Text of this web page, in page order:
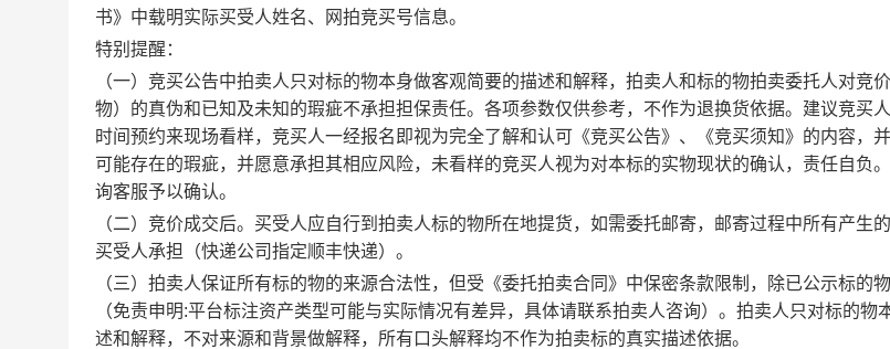
书》中载明实际买受人姓名、网拍竞买号信息。
特别提醒：
（一）竞买公告中拍卖人只对标的物本身做客观简要的描述和解释，拍卖人和标的物拍卖委托人对竞
物）的真伪和已知及未知的瑕疵不承担担保责任。各项参数仅供参考，不作为退换货依据。建议竞买
时间预约来现场看样，竞买人一经报名即视为完全了解和认可《竞买公告》、《竞买须知》的内容，
可能存在的瑕疵，并愿意承担其相应风险，未看样的竞买人视为对本标的实物现状的确认，责任自负
询客服予以确认。
（二）竞价成交后。买受人应自行到拍卖人标的物所在地提货，如需委托邮寄，邮寄过程中所有产生
买受人承担（快递公司指定顺丰快递）。
（三）拍卖人保证所有标的物的来源合法性，但受《委托拍卖合同》中保密条款限制，除已公示标的物
（免责申明:平台标注资产类型可能与实际情况有差异，具体请联系拍卖人咨询）。拍卖人只对标的物
述和解释，不对来源和背景做解释，所有口头解释均不作为拍卖标的真实描述依据。